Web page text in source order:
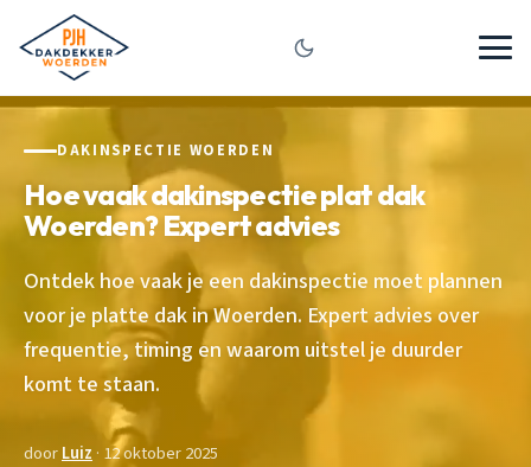
DAKINSPECTIE WOERDEN
Hoe vaak dakinspectie plat dak
Woerden? Expert advies
Ontdek hoe vaak je een dakinspectie moet plannen
voor je platte dak in Woerden. Expert advies over
frequentie, timing en waarom uitstel je duurder
komt te staan.
doorLuiz · 12 oktober 2025